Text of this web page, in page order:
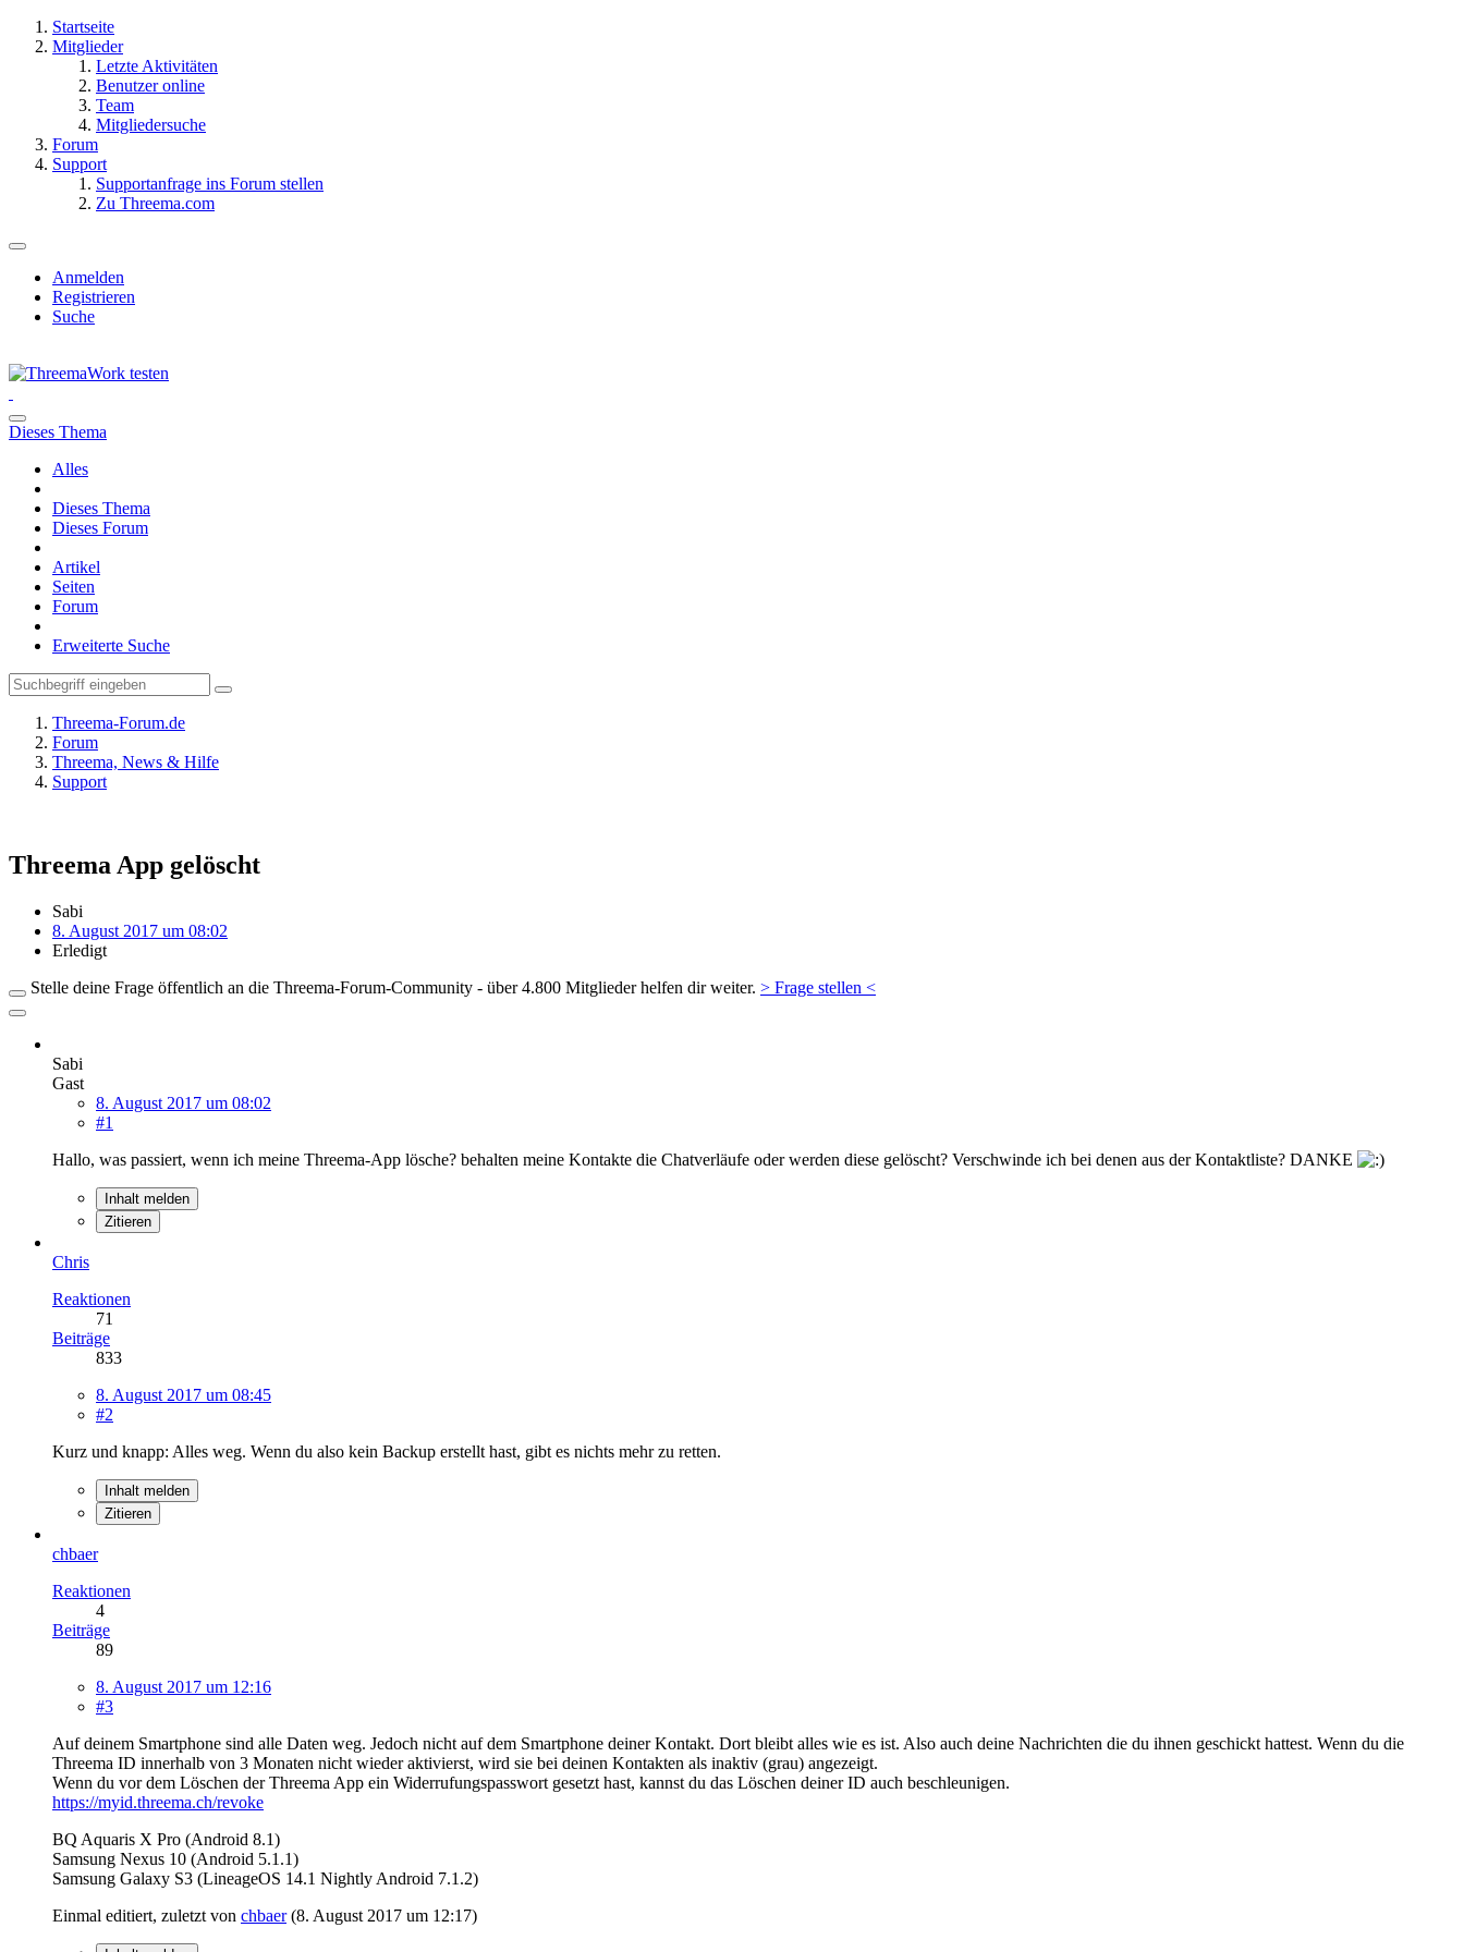
Startseite
Mitglieder
Letzte Aktivitäten
Benutzer online
Team
Mitgliedersuche
Forum
Support
Supportanfrage ins Forum stellen
Zu Threema.com
Anmelden
Registrieren
Suche
Dieses Thema
Alles
Dieses Thema
Dieses Forum
Artikel
Seiten
Forum
Erweiterte Suche
Threema-Forum.de
Forum
Threema, News & Hilfe
Support
Threema App gelöscht
Sabi
8. August 2017 um 08:02
Erledigt
Stelle deine Frage öffentlich an die Threema-Forum-Community - über 4.800 Mitglieder helfen dir weiter. > Frage stellen <
Sabi
Gast
8. August 2017 um 08:02
#1
Hallo, was passiert, wenn ich meine Threema-App lösche? behalten meine Kontakte die Chatverläufe oder werden diese gelöscht? Verschwinde ich bei denen aus der Kontaktliste? DANKE
Inhalt melden
Zitieren
Chris
Reaktionen
71
Beiträge
833
8. August 2017 um 08:45
#2
Kurz und knapp: Alles weg. Wenn du also kein Backup erstellt hast, gibt es nichts mehr zu retten.
Inhalt melden
Zitieren
chbaer
Reaktionen
4
Beiträge
89
8. August 2017 um 12:16
#3
Auf deinem Smartphone sind alle Daten weg. Jedoch nicht auf dem Smartphone deiner Kontakt. Dort bleibt alles wie es ist. Also auch deine Nachrichten die du ihnen geschickt hattest. Wenn du die
Threema ID innerhalb von 3 Monaten nicht wieder aktivierst, wird sie bei deinen Kontakten als inaktiv (grau) angezeigt.
Wenn du vor dem Löschen der Threema App ein Widerrufungspasswort gesetzt hast, kannst du das Löschen deiner ID auch beschleunigen.
https://myid.threema.ch/revoke
BQ Aquaris X Pro (Android 8.1)
Samsung Nexus 10 (Android 5.1.1)
Samsung Galaxy S3 (LineageOS 14.1 Nightly Android 7.1.2)
Einmal editiert, zuletzt von chbaer(8. August 2017 um 12:17)